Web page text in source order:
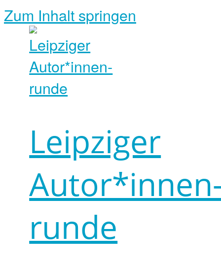
Zum Inhalt springen
Leipziger
runde